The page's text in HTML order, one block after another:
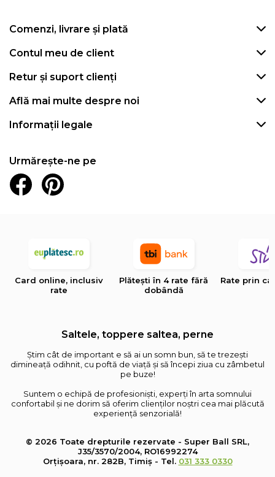
Comenzi, livrare și plată
Contul meu de client
Retur și suport clienți
Află mai multe despre noi
Informații legale
Urmărește-ne pe
Card online, inclusiv
rate
Plătești în 4 rate fără
dobândă
Rate prin
Saltele, toppere saltea, perne
Știm cât de important e să ai un somn bun, să te trezești
dimineață odihnit, cu poftă de viață și să începi ziua cu zâmbetul
pe buze!
Suntem o echipă de profesioniști, experți în arta somnului
confortabil și ne dorim să oferim clienților noștri cea mai plăcută
experiență senzorială!
© 2026 Toate drepturile rezervate - Super Ball SRL,
J35/3570/2004, RO16992274
Orțișoara, nr. 282B, Timiș - Tel. 031 333 0330